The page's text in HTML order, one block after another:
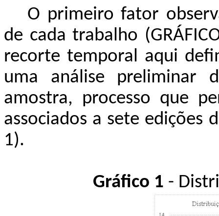
O primeiro fator
de cada trabalho
recorte temporal aqui
uma análise preliminar
amostra, processo que
associados a sete edições
1).
Gráfico 1 -